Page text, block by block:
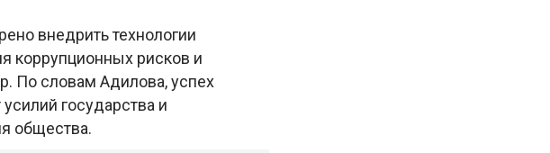
внедрить технологии
коррупционных рисков и
По словам Адилова, успех
государства и
общества.